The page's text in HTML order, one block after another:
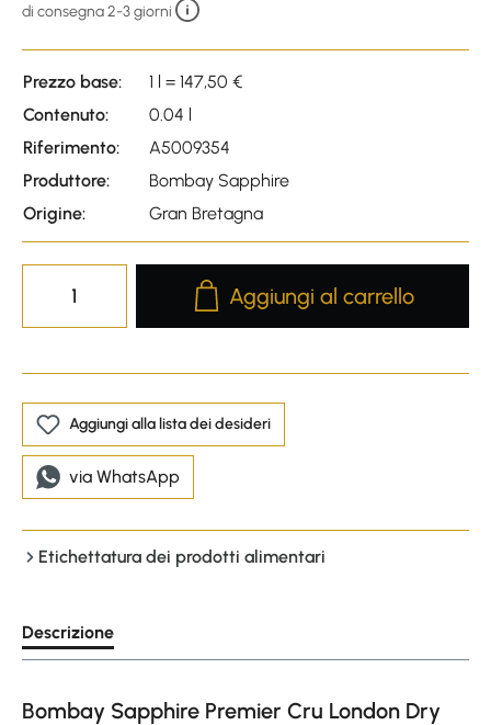
di consegna 2-3 giorni
Prezzo base:
1 l = 147,50 €
Contenuto:
0.04 l
Riferimento:
A5009354
Produttore:
Bombay Sapphire
Origine:
Gran Bretagna
Product Quantity: Enter the
Aggiungi al carrello
Aggiungi alla lista dei desideri
via WhatsApp
Etichettatura dei prodotti alimentari
Descrizione
Bombay Sapphire Premier Cru London Dry